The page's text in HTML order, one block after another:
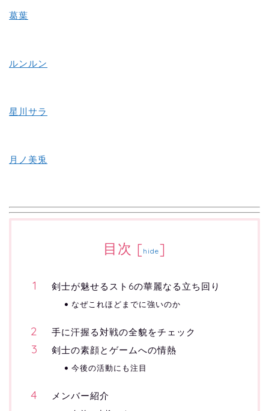
葛葉
ルンルン
星川サラ
月ノ美兎
目次 [hide]
剣士が魅せるスト6の華麗なる立ち回り
なぜこれほどまでに強いのか
手に汗握る対戦の全貌をチェック
剣士の素顔とゲームへの情熱
今後の活動にも注目
メンバー紹介